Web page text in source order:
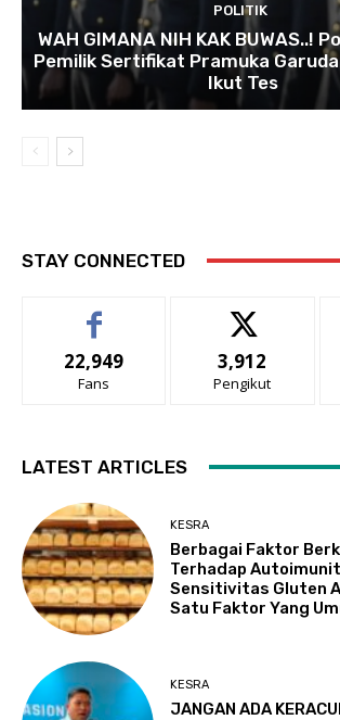
POLITIK
WAH GIMANA NIH KAK BUWAS..!
Pemilik Sertifikat Pramuka
Ikut Tes
STAY CONNECTED
22,949
Fans
3,912
Pengikut
LATEST ARTICLES
KESRA
Berbagai Faktor
Terhadap
Sensitivitas Gluten
Satu Faktor Yang
KESRA
JANGAN ADA